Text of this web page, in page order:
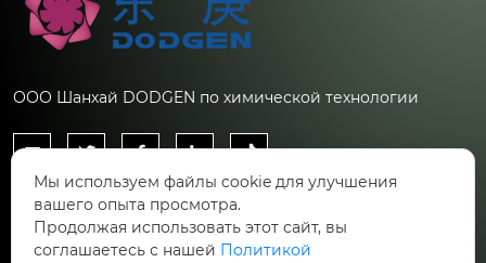
ООО Шанхай DODGEN по химической технологии
    
Контакты
Китай, Шанхай, Новый район Пудун, улица
Мы используем файлы cookie для улучшения
вашего опыта просмотра.
Продолжая использовать этот сайт, вы
соглашаетесь с нашей Политикой